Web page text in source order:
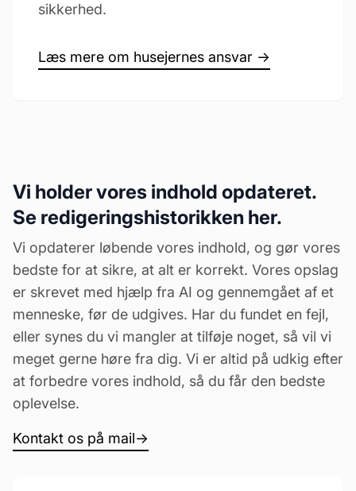
sikkerhed.
Læs mere om husejernes ansvar →
Vi holder vores indhold opdateret.
Se redigeringshistorikken her.
Vi opdaterer løbende vores indhold, og gør vores
bedste for at sikre, at alt er korrekt. Vores opslag
er skrevet med hjælp fra AI og gennemgået af et
menneske, før de udgives. Har du fundet en fejl,
eller synes du vi mangler at tilføje noget, så vil vi
meget gerne høre fra dig. Vi er altid på udkig efter
at forbedre vores indhold, så du får den bedste
oplevelse.
Kontakt os på mail→